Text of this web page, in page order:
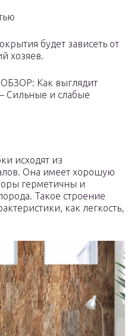
будет зависеть от
хозяев.
Как выглядит
Сильные и слабые
исходят из
Она имеет хорошую
герметичны и
Такое строение
как легкость,